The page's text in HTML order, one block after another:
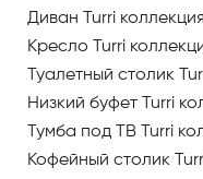
которые с их
наружу формой
Металлические
отделку
сатинированная
Диван Turri
Кресло Turri
Туалетный столик
Низкий буфет Turri
Тумба под ТВ Turri
Кофейный столик